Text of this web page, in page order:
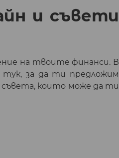
и съвети
на твоите финанси. В
тук, за да ти предложим
съвета, които може да ти